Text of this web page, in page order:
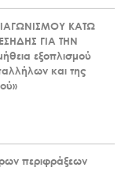
ΚΑΤΩ
ΓΙΑ ΤΗΝ
εξοπλισμού
και της
περιφράξεων